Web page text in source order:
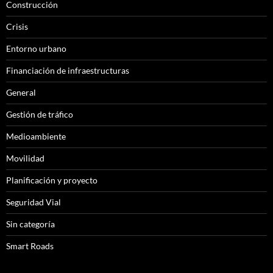
Construcción
Crisis
Entorno urbano
Financiación de infraestructuras
General
Gestión de tráfico
Medioambiente
Movilidad
Planificación y proyecto
Seguridad Vial
Sin categoría
Smart Roads